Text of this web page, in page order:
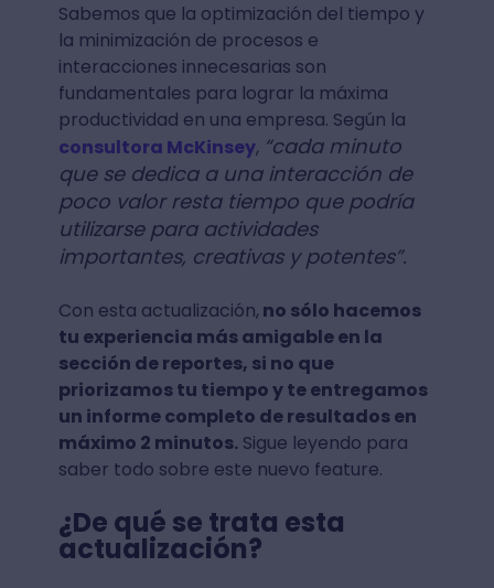
Sabemos que la optimización del tiempo y
la minimización de procesos e
interacciones innecesarias son
fundamentales para lograr la máxima
productividad en una empresa. Según la
consultora McKinsey, “cada minuto
que se dedica a una interacción de
poco valor resta tiempo que podría
utilizarse para actividades
importantes, creativas y potentes”.
Con esta actualización, no sólo hacemos
tu experiencia más amigable en la
sección de reportes, si no que
priorizamos tu tiempo y te entregamos
un informe completo de resultados en
máximo 2 minutos.Sigue leyendo para
saber todo sobre este nuevo feature.
¿De qué se trata esta
actualización?